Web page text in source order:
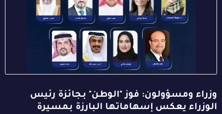
وزراء ومسؤولون: فوز "الوطن" بجائزة رئيس
الوزراء يعكس إسهاماتها البارزة بمسيرة